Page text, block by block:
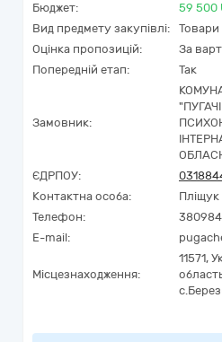
Бюджет: 59 500
Вид предмету закупівлі:
Товари
Оцінка пропозицій:
За
Попередній етап:
Так
Замовник:
ЄДРПОУ:
Контактна особа:
Телефон:
E-mail:
Місцезнаходження:
11571,